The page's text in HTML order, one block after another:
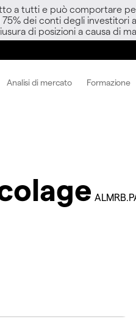
a tutti e può comportare
dei conti degli
di posizioni a causa di
Analisi di mercato Formazione